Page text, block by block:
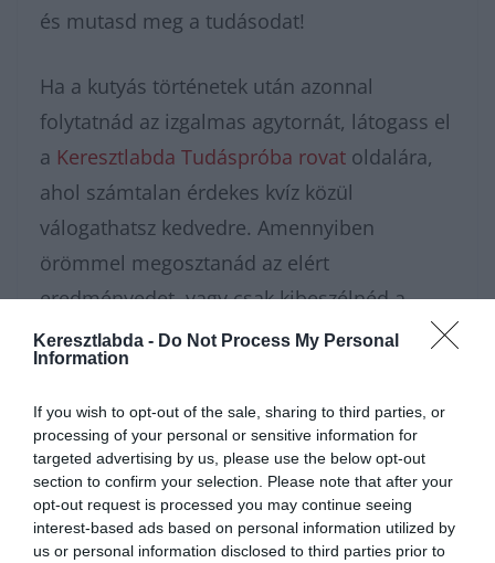
Keresztlabda - Do Not Process My Personal
Information
If you wish to opt-out of the sale, sharing to third parties, or
processing of your personal or sensitive information for
targeted advertising by us, please use the below opt-out
section to confirm your selection. Please note that after your
opt-out request is processed you may continue seeing
interest-based ads based on personal information utilized by
us or personal information disclosed to third parties prior to
és mutasd meg a tudásodat!
Ha a kutyás történetek után azonnal
folytatnád az izgalmas agytornát, látogass el
a Keresztlabda Tudáspróba rovat oldalára,
ahol számtalan érdekes kvíz közül
válogathatsz kedvedre. Amennyiben
örömmel megosztanád az elért
eredményedet, vagy csak kibeszélnéd a
trükkös kifejezéseket más játékosokkal,
várunk szeretettel a
csoport elkötelezett tagjai között. Ha pedig
inkább hátradőlnél egy kicsit a komoly
koncentráció után, keresd fel aKeresztlabda
YouTube csatornafelületét a pihentető és
látványos videókért.